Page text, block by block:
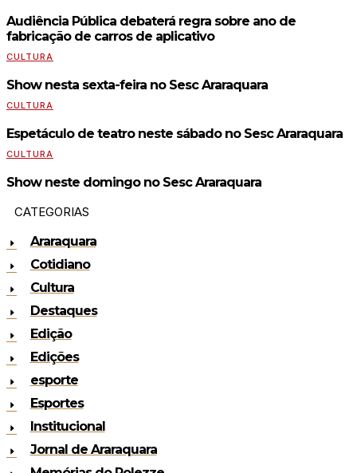
Audiência Pública debaterá regra sobre ano de
fabricação de carros de aplicativo
CULTURA
Show nesta sexta-feira no Sesc Araraquara
CULTURA
Espetáculo de teatro neste sábado no Sesc Araraquara
CULTURA
Show neste domingo no Sesc Araraquara
CATEGORIAS
Araraquara
Cotidiano
Cultura
Destaques
Edição
Edições
esporte
Esportes
Institucional
Jornal de Araraquara